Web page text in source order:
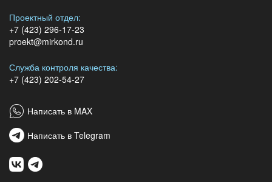
Проектный отдел:
+7 (423) 296-17-23
proekt@mirkond.ru
Служба контроля качества:
+7 (423) 202-54-27
Написать в MAX
Написать в Telegram